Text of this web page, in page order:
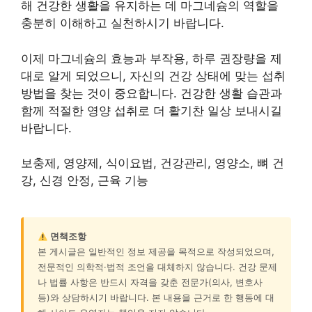
해 건강한 생활을 유지하는 데 마그네슘의 역할을
충분히 이해하고 실천하시기 바랍니다.
이제 마그네슘의 효능과 부작용, 하루 권장량을 제
대로 알게 되었으니, 자신의 건강 상태에 맞는 섭취
방법을 찾는 것이 중요합니다. 건강한 생활 습관과
함께 적절한 영양 섭취로 더 활기찬 일상 보내시길
바랍니다.
보충제, 영양제, 식이요법, 건강관리, 영양소, 뼈 건
강, 신경 안정, 근육 기능
면책조항
본 게시글은 일반적인 정보 제공을 목적으로 작성되었으며,
전문적인 의학적·법적 조언을 대체하지 않습니다. 건강 문제
나 법률 사항은 반드시 자격을 갖춘 전문가(의사, 변호사
등)와 상담하시기 바랍니다. 본 내용을 근거로 한 행동에 대